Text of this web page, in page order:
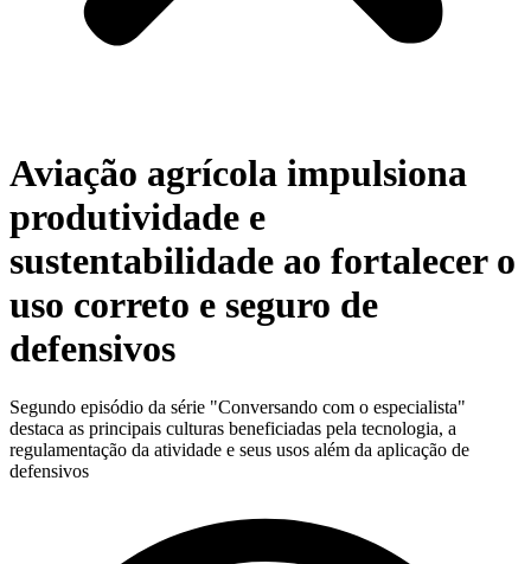
Aviação agrícola impulsiona
produtividade e
sustentabilidade ao fortalecer o
uso correto e seguro de
defensivos
Segundo episódio da série "Conversando com o especialista"
destaca as principais culturas beneficiadas pela tecnologia, a
regulamentação da atividade e seus usos além da aplicação de
defensivos